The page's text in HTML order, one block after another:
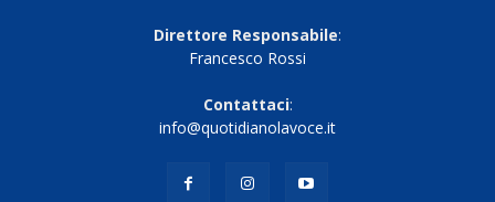
Direttore Responsabile:
Francesco Rossi
Contattaci:
info@quotidianolavoce.it